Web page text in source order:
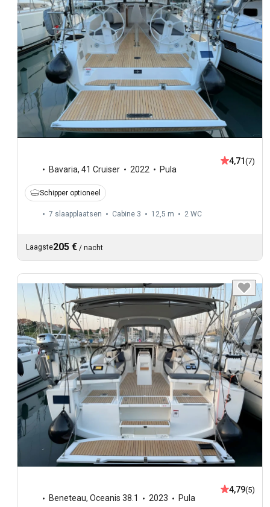
Bavaria, 41 Cruiser 2022 Pula
4,71(7)
Schipper optioneel
7 slaapplaatsen Cabine 3 12,5 m 2 WC
Laagste205 € / nacht
Beneteau, Oceanis 38.1 2023 Pula
4,79(5)